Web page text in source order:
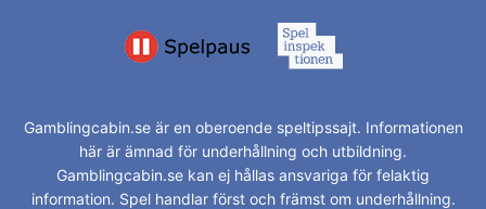
Gamblingcabin.se är en oberoende speltipssajt. Informationen
här är ämnad för underhållning och utbildning.
Gamblingcabin.se kan ej hållas ansvariga för felaktig
information. Spel handlar först och främst om underhållning.